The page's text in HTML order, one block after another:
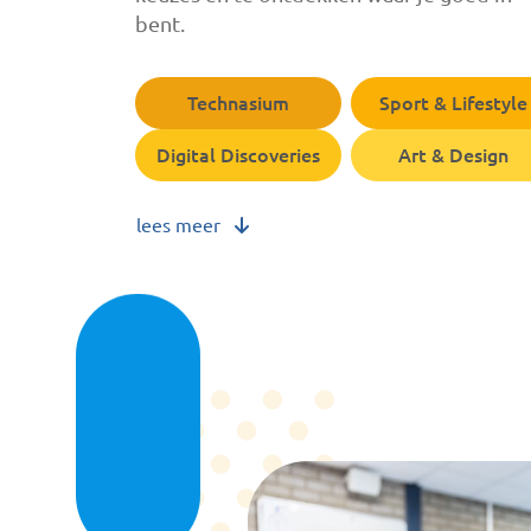
bent.
Technasium Sport & Lifestyle
Digital Discoveries Art & Design
lees meer